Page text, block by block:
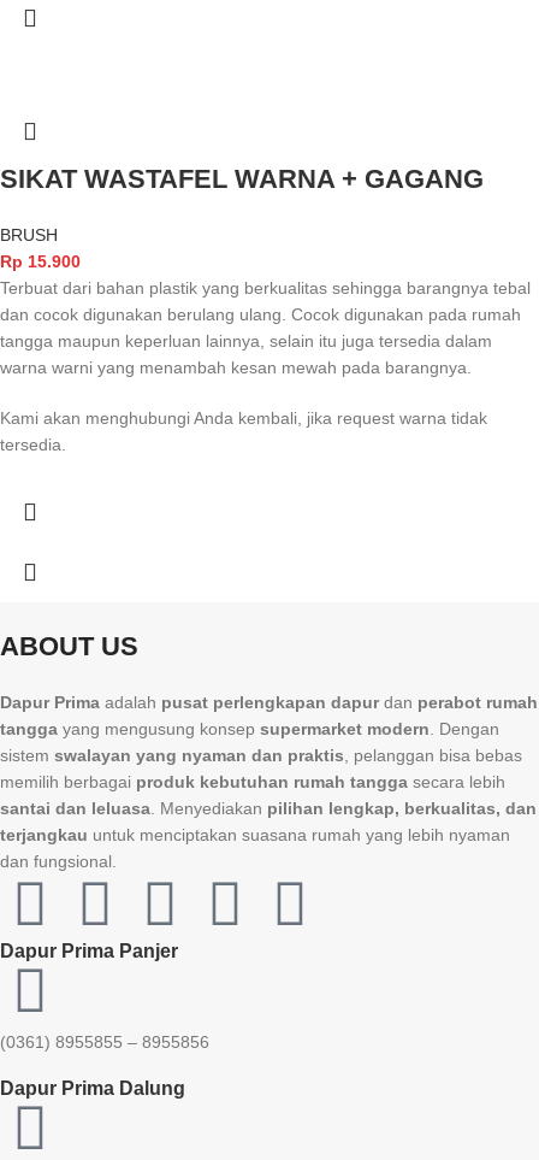
SIKAT WASTAFEL WARNA + GAGANG
BRUSH
Rp 15.900
Terbuat dari bahan plastik yang berkualitas sehingga barangnya tebal
dan cocok digunakan berulang ulang. Cocok digunakan pada rumah
tangga maupun keperluan lainnya, selain itu juga tersedia dalam
warna warni yang menambah kesan mewah pada barangnya.
Kami akan menghubungi Anda kembali, jika request warna tidak
tersedia.
ABOUT US
Dapur Prima adalah pusat perlengkapan dapurdan perabot rumah
tangga yang mengusung konsep supermarket modern . Dengan
sistem swalayan yang nyaman dan praktis , pelanggan bisa bebas
memilih berbagai produk kebutuhan rumah tangga secara lebih
santai dan leluasa . Menyediakan pilihan lengkap, berkualitas, dan
terjangkau untuk menciptakan suasana rumah yang lebih nyaman
dan fungsional.
Dapur Prima Panjer
(0361) 8955855 – 8955856​
Dapur Prima Dalung